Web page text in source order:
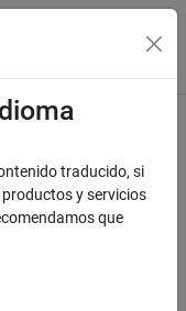
traducido, si
y servicios
que